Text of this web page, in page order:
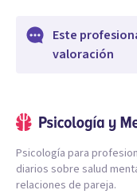
Este
valoración
Psicología para
diarios sobre salud
relaciones de pareja.